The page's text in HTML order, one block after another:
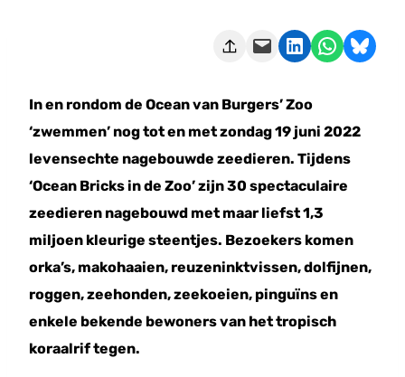
Deze pagina e-mailen Delen op LinkedIn Delen via WhatsApp Share on Bluesky
In en rondom de Ocean van Burgers’ Zoo
‘zwemmen’ nog tot en met zondag 19 juni 2022
levensechte nagebouwde zeedieren. Tijdens
‘Ocean Bricks in de Zoo’ zijn 30 spectaculaire
zeedieren nagebouwd met maar liefst 1,3
miljoen kleurige steentjes. Bezoekers komen
orka’s, makohaaien, reuzeninktvissen, dolfijnen,
roggen, zeehonden, zeekoeien, pinguïns en
enkele bekende bewoners van het tropisch
koraalrif tegen.